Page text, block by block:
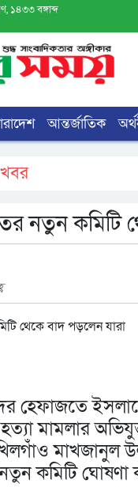
১৪৩৩ বঙ্গাব্দ
আন্তর্জাতিক
খবর
নতুন কমিটি
হেফাজতে
মামলার
মাখজানুল
কমিটি ঘোষণা